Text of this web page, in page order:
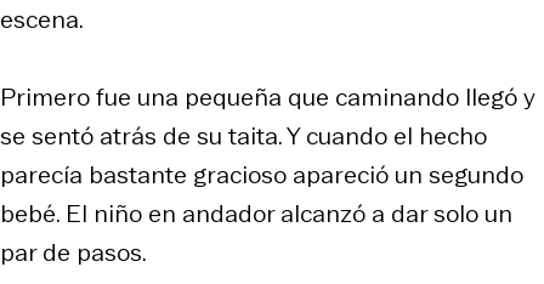
escena.
Primero fue una pequeña que caminando llegó y
se sentó atrás de su taita. Y cuando el hecho
parecía bastante gracioso apareció un segundo
bebé. El niño en andador alcanzó a dar solo un
par de pasos.